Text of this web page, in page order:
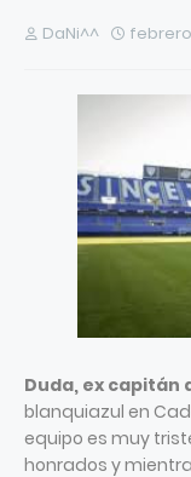
DaNi^^ febrero
Duda, ex capitán
blanquiazul en
equipo es muy
honrados y